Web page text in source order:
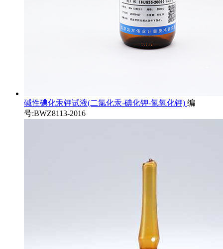
碱性碘化汞钾试液(二氯化汞-碘化钾-氢氧化钾) 编
号:BWZ8113-2016